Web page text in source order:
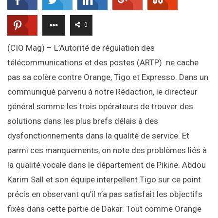
0
(CIO Mag) – L’Autorité de régulation des
télécommunications et des postes (ARTP) ne cache
pas sa colère contre Orange, Tigo et Expresso. Dans un
communiqué parvenu à notre Rédaction, le directeur
général somme les trois opérateurs de trouver des
solutions dans les plus brefs délais à des
dysfonctionnements dans la qualité de service. Et
parmi ces manquements, on note des problèmes liés à
la qualité vocale dans le département de Pikine. Abdou
Karim Sall et son équipe interpellent Tigo sur ce point
précis en observant qu’il n’a pas satisfait les objectifs
fixés dans cette partie de Dakar. Tout comme Orange